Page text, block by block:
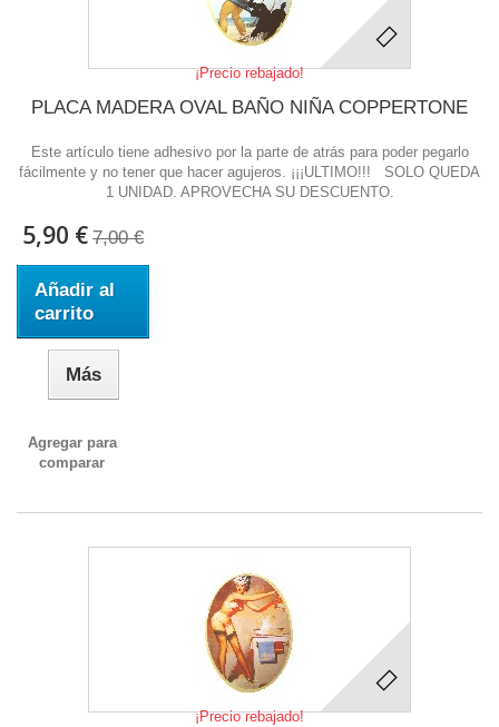
¡Precio rebajado!
PLACA MADERA OVAL BAÑO NIÑA COPPERTONE
Este artículo tiene adhesivo por la parte de atrás para poder pegarlo
fácilmente y no tener que hacer agujeros. ¡¡¡ULTIMO!!! SOLO QUEDA
1 UNIDAD. APROVECHA SU DESCUENTO.
5,90 € 7,00 €
Añadir al
carrito
Más
Agregar para
comparar
¡Precio rebajado!